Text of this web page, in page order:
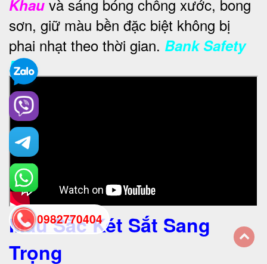
Khau và sáng bóng chống xước, bong
sơn, giữ màu bền đặc biệt không bị
phai nhạt theo thời gian. Bank Safety
Box
Màu Sắc Két Sắt Sang
Trọng
0982770404